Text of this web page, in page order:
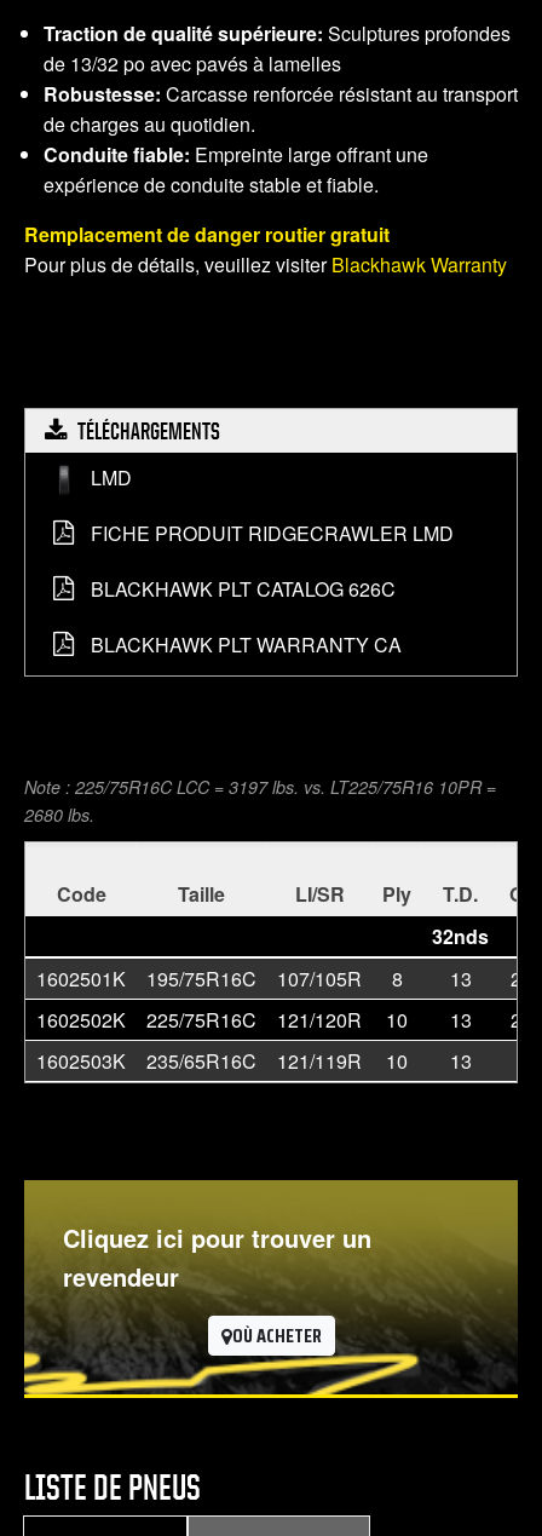
Traction de qualité supérieure: Sculptures profondes
de 13/32 po avec pavés à lamelles
Robustesse: Carcasse renforcée résistant au transport
de charges au quotidien.
Conduite fiable: Empreinte large offrant une
expérience de conduite stable et fiable.
Remplacement de danger routier gratuit
Pour plus de détails, veuillez visiterBlackhawk Warranty
TÉLÉCHARGEMENTS
LMD
À propos lmd
FICHE PRODUIT RIDGECRAWLER LMD
À propos Fiche Produit RIDGECRAWLER LMD
BLACKHAWK PLT CATALOG 626C
À propos blackhawk plt catalog 626c
BLACKHAWK PLT WARRANTY CA
À propos blackhawk plt warranty ca
Note : 225/75R16C LCC = 3197 lbs. vs. LT225/75R16 10PR =
2680 lbs.
Code Taille LI/SR Ply T.D.
32nds
1602501K
195/75R16C 107/105R 8 13
1602502K
225/75R16C 121/120R 10 13
1602503K
235/65R16C 121/119R 10 13
Cliquez ici pour trouver un
revendeur
OÙ ACHETER
LISTE DE PNEUS